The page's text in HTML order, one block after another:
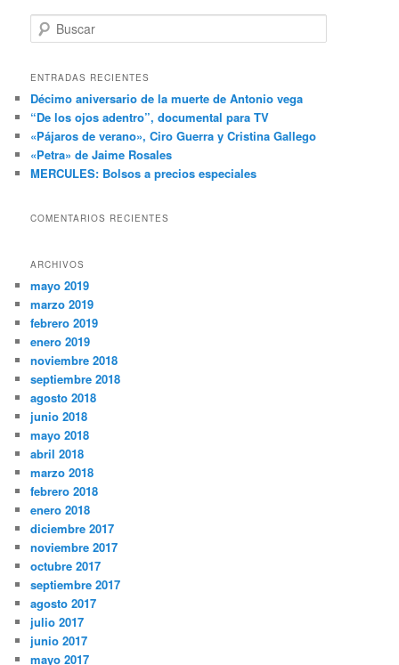
u
c
r
ENTRADAS RECIENTES
Décimo aniversario de la muerte de Antonio vega
“De los ojos adentro”, documental para TV
«Pájaros de verano», Ciro Guerra y Cristina Gallego
«Petra» de Jaime Rosales
MERCULES: Bolsos a precios especiales
COMENTARIOS RECIENTES
ARCHIVOS
mayo 2019
marzo 2019
febrero 2019
enero 2019
noviembre 2018
septiembre 2018
agosto 2018
junio 2018
mayo 2018
abril 2018
marzo 2018
febrero 2018
enero 2018
diciembre 2017
noviembre 2017
octubre 2017
septiembre 2017
agosto 2017
julio 2017
junio 2017
mayo 2017